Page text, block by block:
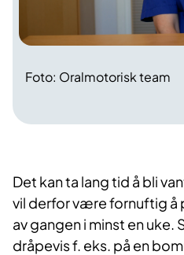
Foto: Oralmotorisk team
Det kan ta lang tid å bli
vil derfor være fornuftig å
av gangen i minst en uke.
dråpevis f. eks. på en